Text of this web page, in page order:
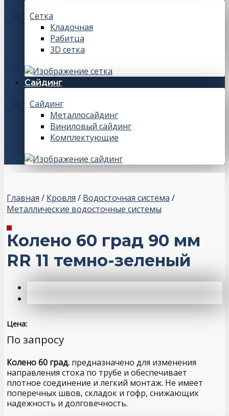
Сетка
Кладочная
Рабитца
3D сетка
Сайдинг
Сайдинг
Металлосайдинг
Виниловый сайдинг
Комплектующие
Главная / Кровля / Водосточная система /
Металлические водосточные системы
Колено 60 град 90 мм
RR 11 темно-зеленый
Цена:
По запросу
Колено 60 град. предназначено для изменения
направления стока по трубе и обеспечивает
плотное соединение и легкий монтаж. Не имеет
поперечных швов, складок и гофр, снижающих
надежность и долговечность.